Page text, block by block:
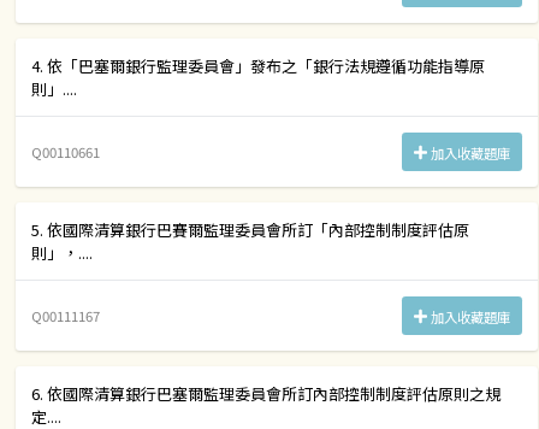
4. 依「巴塞爾銀行監理委員會」發布之「銀行法規遵循功能指導原
則」....
Q00110661 加入收藏題庫
5. 依國際清算銀行巴賽爾監理委員會所訂「內部控制制度評估原
則」，....
Q00111167 加入收藏題庫
6. 依國際清算銀行巴塞爾監理委員會所訂內部控制制度評估原則之規
定....